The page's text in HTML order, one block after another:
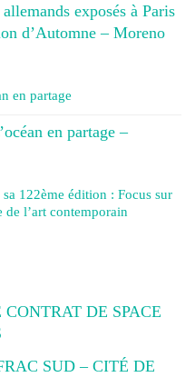
exposés à Paris
d’Automne – Moreno
en partage
en partage –
122ème édition : Focus sur
l’art contemporain
DE SPACE
SUD – CITÉ DE